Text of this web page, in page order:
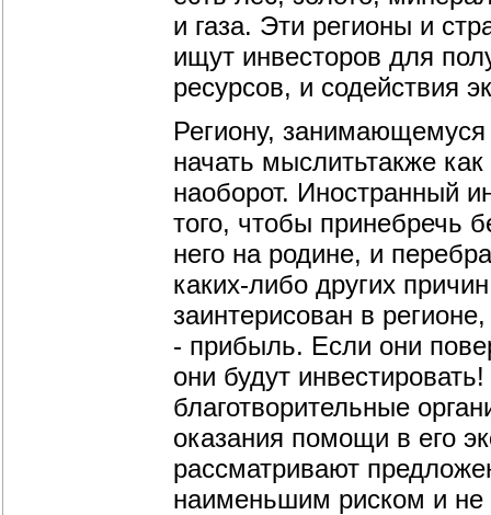
и газа. Эти регионы и
ищут инвесторов для
ресурсов, и содействия
Региону,
начать мыслитьтакже
наоборот. Иностранный
того, чтобы принебречь
него на родине, и
каких-либо других
заинтерисован в
- прибыль. Если они
они будут
благотворительные
оказания помощи в его
рассматривают
наименьшим риском и не